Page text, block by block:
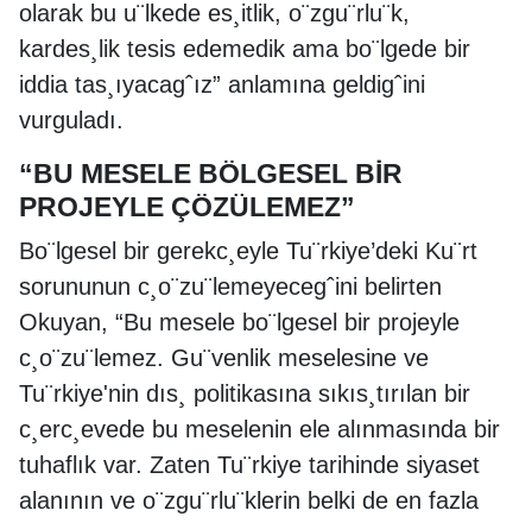
olarak bu u¨lkede es¸itlik, o¨zgu¨rlu¨k,
kardes¸lik tesis edemedik ama bo¨lgede bir
iddia tas¸ıyacagˆız” anlamına geldigˆini
vurguladı.
“BU MESELE BÖLGESEL BİR
PROJEYLE ÇÖZÜLEMEZ”
Bo¨lgesel bir gerekc¸eyle Tu¨rkiye’deki Ku¨rt
sorununun c¸o¨zu¨lemeyecegˆini belirten
Okuyan, “Bu mesele bo¨lgesel bir projeyle
c¸o¨zu¨lemez. Gu¨venlik meselesine ve
Tu¨rkiye'nin dıs¸ politikasına sıkıs¸tırılan bir
c¸erc¸evede bu meselenin ele alınmasında bir
tuhaflık var. Zaten Tu¨rkiye tarihinde siyaset
alanının ve o¨zgu¨rlu¨klerin belki de en fazla